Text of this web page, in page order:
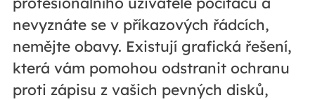
nevyznáte se v příkazových řádcích,
nemějte obavy. Existují grafická řešení,
která vám pomohou odstranit ochranu
proti zápisu z vašich pevných disků,